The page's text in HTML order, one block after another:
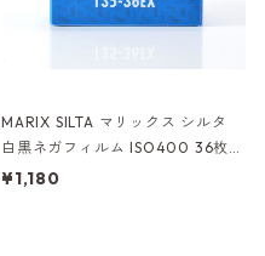
MARIX SILTA マリックス シルタ
白黒ネガフィルム ISO400 36枚撮
り (M045)
¥1,180